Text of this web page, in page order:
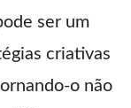
ser um
criativas
o não